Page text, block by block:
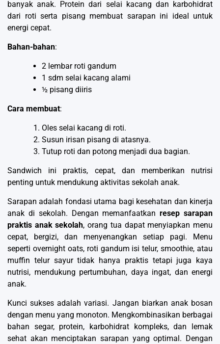
banyak anak. Protein dari selai kacang dan karbohidrat
dari roti serta pisang membuat sarapan ini ideal untuk
energi cepat.
Bahan-bahan:
2 lembar roti gandum
1 sdm selai kacang alami
½ pisang diiris
Cara membuat:
Oles selai kacang di roti.
Susun irisan pisang di atasnya.
Tutup roti dan potong menjadi dua bagian.
Sandwich ini praktis, cepat, dan memberikan nutrisi
penting untuk mendukung aktivitas sekolah anak.
Sarapan adalah fondasi utama bagi kesehatan dan kinerja
anak di sekolah. Dengan memanfaatkanresep sarapan
praktis anak sekolah, orang tua dapat menyiapkan menu
cepat, bergizi, dan menyenangkan setiap pagi. Menu
seperti overnight oats, roti gandum isi telur, smoothie, atau
muffin telur sayur tidak hanya praktis tetapi juga kaya
nutrisi, mendukung pertumbuhan, daya ingat, dan energi
anak.
Kunci sukses adalah variasi. Jangan biarkan anak bosan
dengan menu yang monoton. Mengkombinasikan berbagai
bahan segar, protein, karbohidrat kompleks, dan lemak
sehat akan menciptakan sarapan yang optimal. Dengan